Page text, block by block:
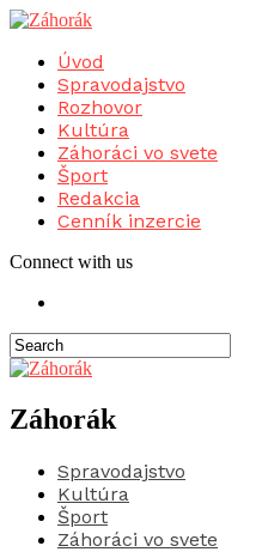
Úvod
Spravodajstvo
Rozhovor
Kultúra
Záhoráci vo svete
Šport
Redakcia
Cenník inzercie
Connect with us
Záhorák
Spravodajstvo
Kultúra
Šport
Záhoráci vo svete